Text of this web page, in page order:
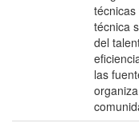
técnica
del
las